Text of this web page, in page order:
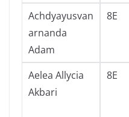
Achdyayusvan
arnanda
Adam
8E
Aelea Allycia
Akbari
8E